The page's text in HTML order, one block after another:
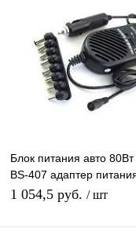
Купить в 1 клик
В избранное
Блок питания авто
BS-407 адаптер
разъёмов
1 054,5 руб. / шт